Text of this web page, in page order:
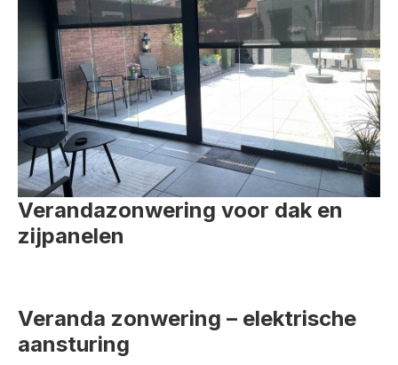
Verandazonwering voor dak en
zijpanelen
Veranda zonwering – elektrische
aansturing